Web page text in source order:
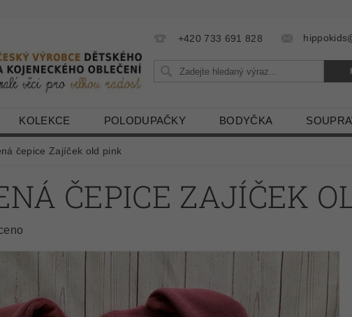
+420 733 691 828
KOLEKCE POLODUPAČKY BODYČKA
čepice Zajíček old pink
ČEPICE ZAJÍČEK